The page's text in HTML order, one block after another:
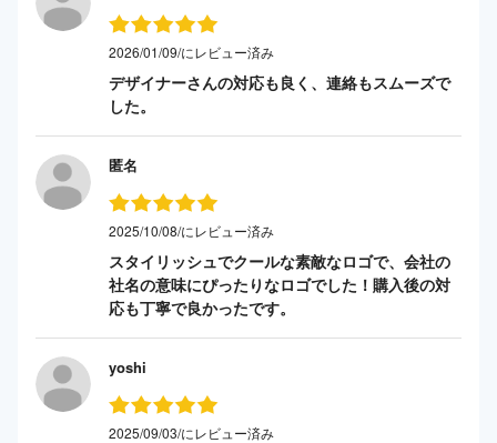
2026/01/09/にレビュー済み
デザイナーさんの対応も良く、連絡もスムーズで
した。
匿名
2025/10/08/にレビュー済み
スタイリッシュでクールな素敵なロゴで、会社の
社名の意味にぴったりなロゴでした！購入後の対
応も丁寧で良かったです。
yoshi
2025/09/03/にレビュー済み